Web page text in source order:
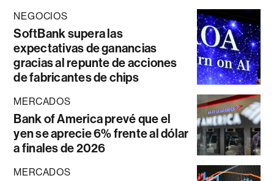
NEGOCIOS
SoftBank supera las
expectativas de ganancias
gracias al repunte de acciones
de fabricantes de chips
MERCADOS
Bank of America prevé que el
yen se aprecie 6% frente al dólar
a finales de 2026
MERCADOS